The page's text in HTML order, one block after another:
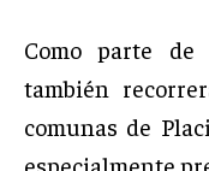
Como parte de
también
comunas de
especialmente